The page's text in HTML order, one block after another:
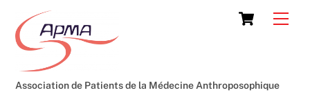
content
Cart
Association de Patients de la Médecine Anthroposophique